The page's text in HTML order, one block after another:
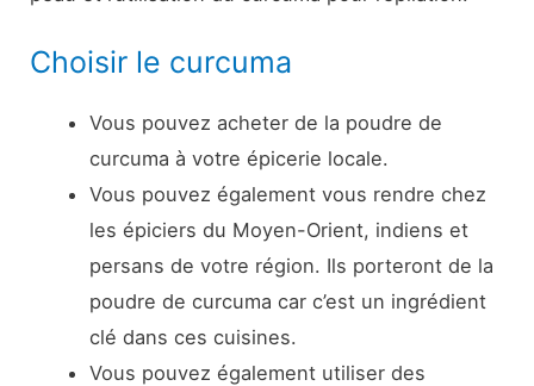
Choisir le curcuma
Vous pouvez acheter de la poudre de
curcuma à votre épicerie locale.
Vous pouvez également vous rendre chez
les épiciers du Moyen-Orient, indiens et
persans de votre région. Ils porteront de la
poudre de curcuma car c’est un ingrédient
clé dans ces cuisines.
Vous pouvez également utiliser des